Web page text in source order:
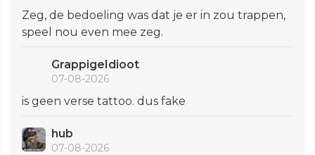
Zeg, de bedoeling was dat je er in zou trappen,
speel nou even mee zeg.
GrappigeIdioot
07-08-2026
is geen verse tattoo. dus fake
hub
07-08-2026